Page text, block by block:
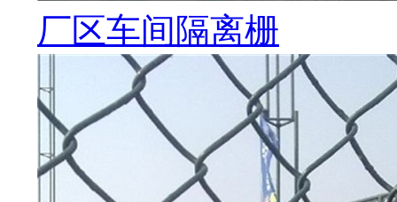
厂区车间隔离栅